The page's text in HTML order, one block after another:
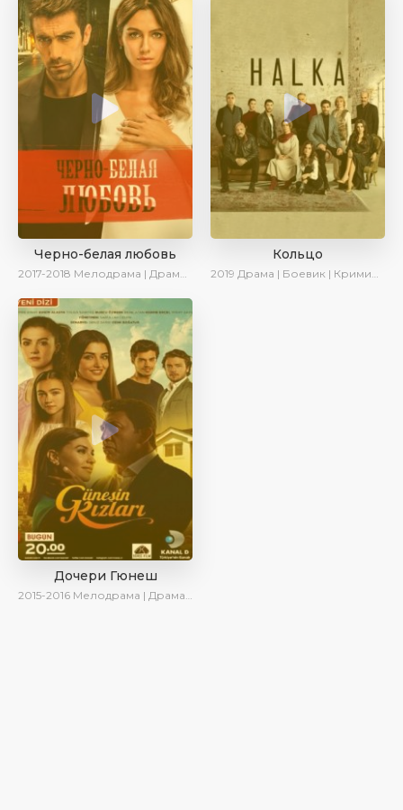
Черно-белая любовь
2017-2018 Мелодрама | Драма | Боевик | SesDizi
Кольцо
2019 Драма | Боевик | Криминал
Дочери Гюнеш
2015-2016 Мелодрама | Драма | Комедия